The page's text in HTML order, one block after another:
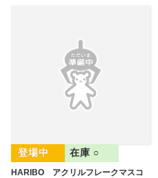
HARIBO アクリルフレークマスコ
在庫 ○